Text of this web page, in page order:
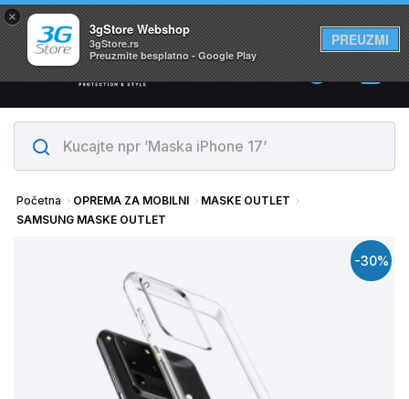
×
3gStore Webshop
3gStore.rs
Preuzmite besplatno - Google Play
PREUZMI
Svi proizvodi su na lageru. Slanje istog dana!
0
Početna OPREMA ZA MOBILNI
MASKE OUTLET
SAMSUNG MASKE OUTLET
-30%